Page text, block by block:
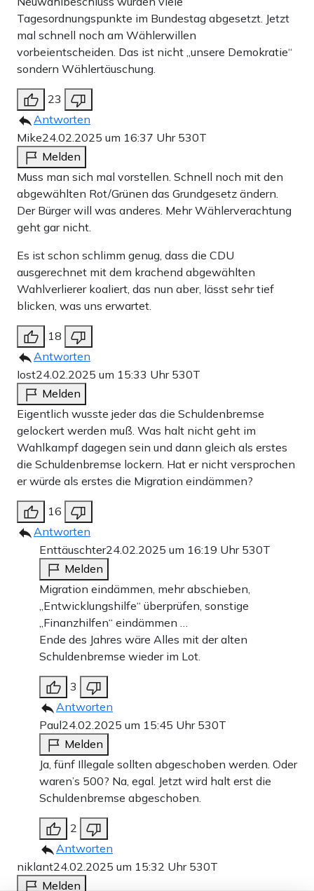
Tagesordnungspunkte im Bundestag abgesetzt. Jetzt
mal schnell noch am Wählerwillen
vorbeientscheiden. Das ist nicht „unsere Demokratie“
sondern Wählertäuschung.
23
Antworten
Mike24.02.2025 um 16:37 Uhr 530T
Melden
Muss man sich mal vorstellen. Schnell noch mit den
abgewählten Rot/Grünen das Grundgesetz ändern.
Der Bürger will was anderes. Mehr Wählerverachtung
geht gar nicht.
Es ist schon schlimm genug, dass die CDU
ausgerechnet mit dem krachend abgewählten
Wahlverlierer koaliert, das nun aber, lässt sehr tief
blicken, was uns erwartet.
18
Antworten
Iost24.02.2025 um 15:33 Uhr 530T
Melden
Eigentlich wusste jeder das die Schuldenbremse
gelockert werden muß. Was halt nicht geht im
Wahlkampf dagegen sein und dann gleich als erstes
die Schuldenbremse lockern. Hat er nicht versprochen
er würde als erstes die Migration eindämmen?
16
Antworten
Enttäuschter24.02.2025 um 16:19 Uhr 530T
Melden
Migration eindämmen, mehr abschieben,
„Entwicklungshilfe“ überprüfen, sonstige
„Finanzhilfen“ eindämmen …
Ende des Jahres wäre Alles mit der alten
Schuldenbremse wieder im Lot.
3
Antworten
Paul24.02.2025 um 15:45 Uhr 530T
Melden
Ja, fünf Illegale sollten abgeschoben werden. Oder
waren’s 500? Na, egal. Jetzt wird halt erst die
Schuldenbremse abgeschoben.
2
Antworten
niklant24.02.2025 um 15:32 Uhr 530T
Melden